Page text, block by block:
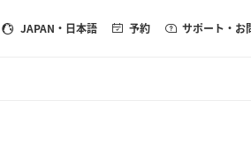
JAPAN ・日本語 予約 サポート・お